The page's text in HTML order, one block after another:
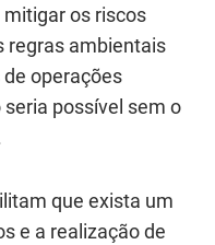
os riscos
regras ambientais
operações
possível sem o
que exista um
e a realização de